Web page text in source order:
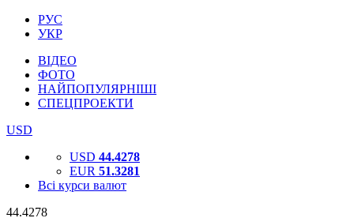
РУС
УКР
ВІДЕО
ФОТО
НАЙПОПУЛЯРНІШІ
СПЕЦПРОЕКТИ
USD
USD 44.4278
EUR 51.3281
Всі курси валют
44.4278